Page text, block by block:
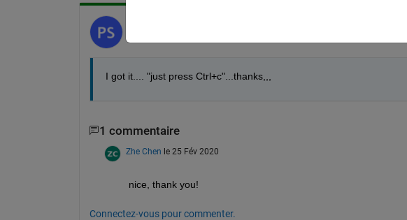
I got it.... "just press Ctrl+c"...thanks,,,
1 commentaire
Zhe Chen le 25 Fév 2020
nice, thank you!
Connectez-vous pour commenter.